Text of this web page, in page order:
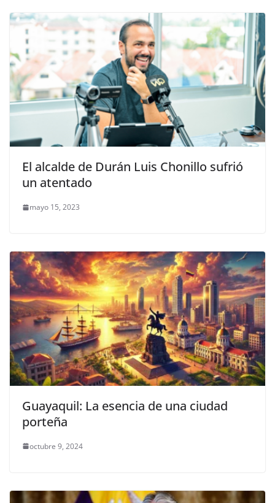
El alcalde de Durán Luis Chonillo sufrió
un atentado
mayo 15, 2023
Guayaquil: La esencia de una ciudad
porteña
octubre 9, 2024